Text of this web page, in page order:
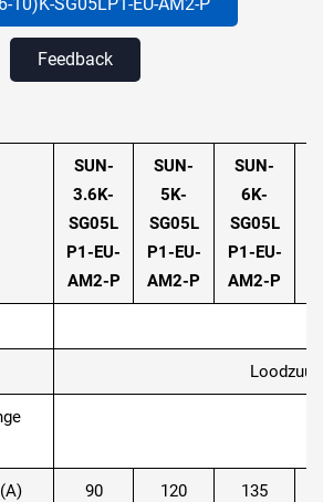
Feedback
SUN-
3.6K-
SG05L
P1-EU-
AM2-P
SUN-
5K-
SG05L
P1-EU-
AM2-P
SUN-
6K-
SG05L
P1-EU-
AM2-P
90 120 135